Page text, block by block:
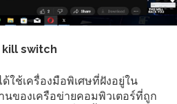
kill switch
ใช้เครื่องมือพิเศษที่ฝังอยู่ใน
นของเครือข่ายคอมพิวเตอร์ที่ถูก